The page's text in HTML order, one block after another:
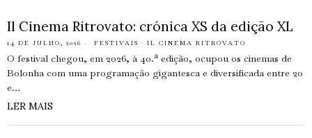
Il Cinema Ritrovato: crónica XS da edição XL
14 DE JULHO, 2026 FESTIVAIS · IL CINEMA RITROVATO
O festival chegou, em 2026, à 40.ª edição, ocupou os cinemas de
Bolonha com uma programação gigantesca e diversificada entre 20
e…
LER MAIS